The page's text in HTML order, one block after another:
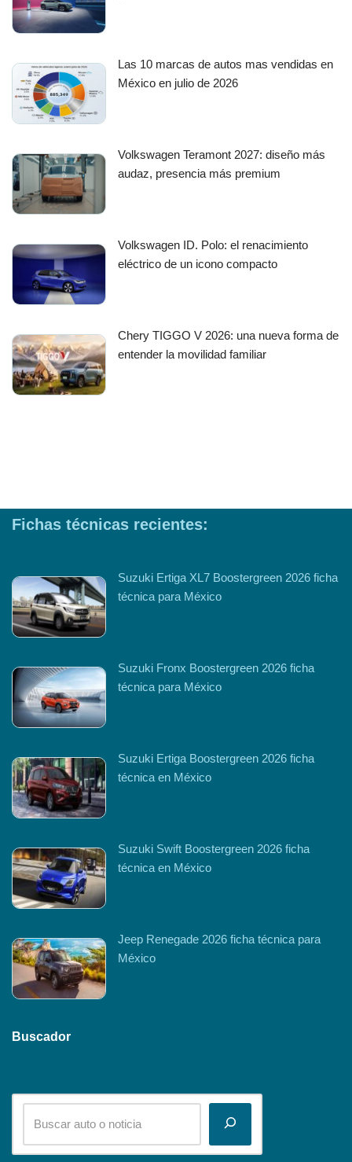
Las 10 marcas de autos mas vendidas en
México en julio de 2026
Volkswagen Teramont 2027: diseño más
audaz, presencia más premium
Volkswagen ID. Polo: el renacimiento
eléctrico de un icono compacto
Chery TIGGO V 2026: una nueva forma de
entender la movilidad familiar
Fichas técnicas recientes:
Suzuki Ertiga XL7 Boostergreen 2026 ficha
técnica para México
Suzuki Fronx Boostergreen 2026 ficha
técnica para México
Suzuki Ertiga Boostergreen 2026 ficha
técnica en México
Suzuki Swift Boostergreen 2026 ficha
técnica en México
Jeep Renegade 2026 ficha técnica para
México
Buscador